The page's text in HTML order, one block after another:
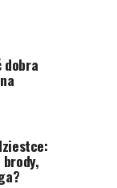
dobra